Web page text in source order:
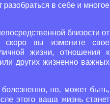
в себе и многое
близости от
скоро вы измените свое
жизни, отношения к
других жизненно важных
но, может быть,
этого ваша жизнь станет